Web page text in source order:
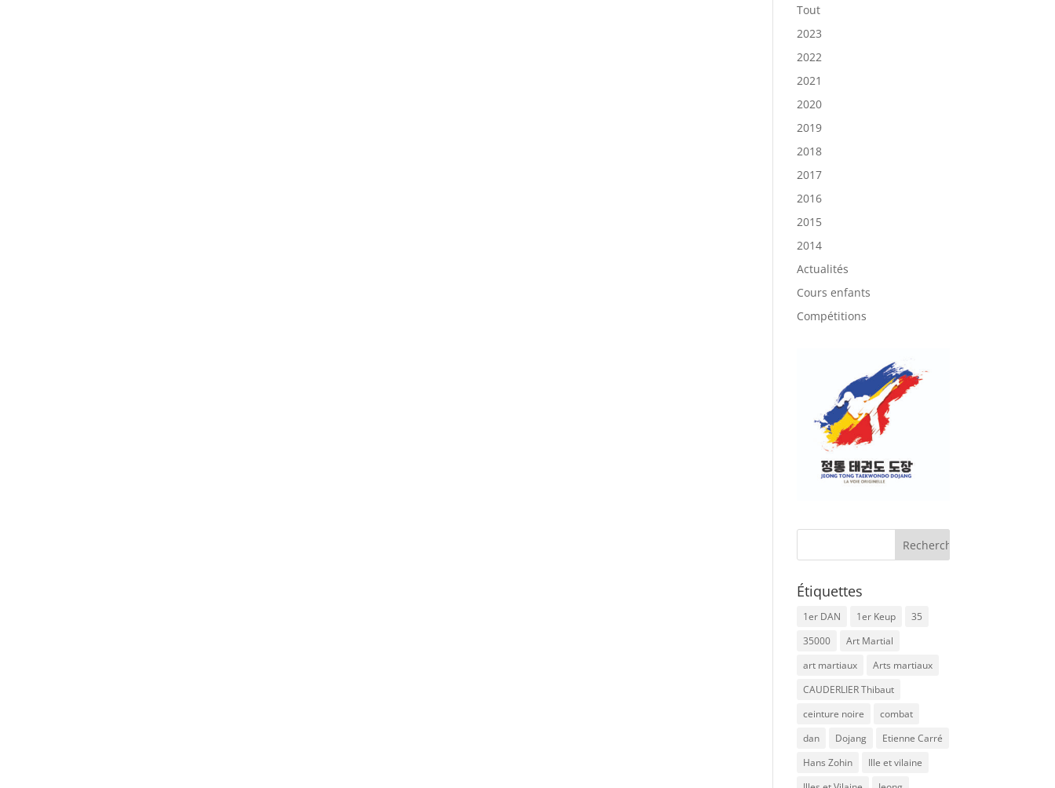
Tout
2023
2022
2021
2020
2019
2018
2017
2016
2015
2014
Actualités
Cours enfants
Compétitions
Étiquettes
1er DAN 1er Keup
35
35000
Art Martial
art martiaux
Arts martiaux
CAUDERLIER Thibaut
ceinture noire
combat
dan
Dojang
Etienne Carré
Hans Zohin
Ille et vilaine